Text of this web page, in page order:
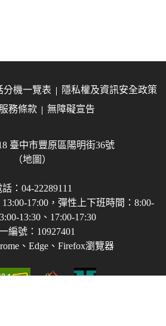
分機一覽表
隱私權及資訊安全政策
務條款
無障礙宣告
臺中市豐原區陽明街36號
（地圖）
話：04-22289111
17:00，彈性上下班時間：8:00-
13:30、17:00-17:30
編號：10927401
、Edge、Firefox瀏覽器